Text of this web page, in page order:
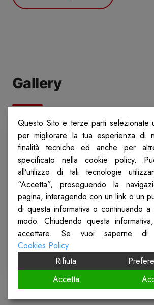
Gallery
Questo Sito e terze parti selezionate
per migliorare la tua esperienza di
finalità tecniche ed anche per
specificato nella cookie policy.
all’utilizzo di tali tecnologie
“Accetta”, proseguendo la
pagina, interagendo con un link o un
di questa informativa o continuando a
modo. Chiudendo questa
accettare. Se vuoi saperne
Cookies Policy
Rifiuta
Accetta